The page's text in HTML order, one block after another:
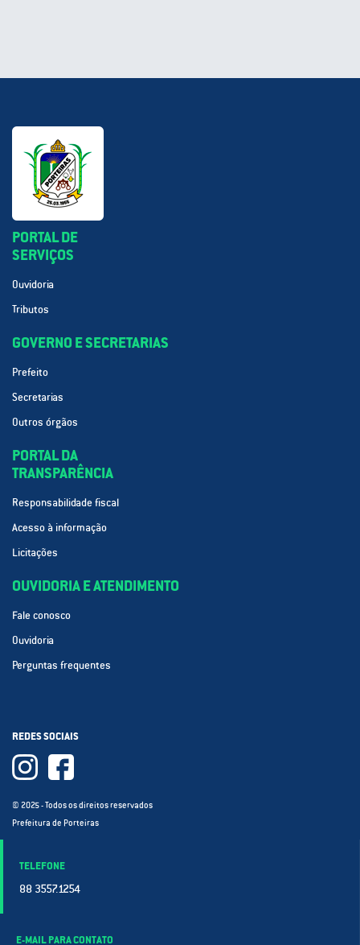
PORTAL DE
SERVIÇOS
Ouvidoria
Tributos
GOVERNO E SECRETARIAS
Prefeito
Secretarias
Outros órgãos
PORTAL DA
TRANSPARÊNCIA
Responsabilidade fiscal
Acesso à informação
Licitações
OUVIDORIA E ATENDIMENTO
Fale conosco
Ouvidoria
Perguntas frequentes
REDES SOCIAIS
© 2025 - Todos os direitos reservados
Prefeitura de Porteiras
TELEFONE
88 3557.1254
E-MAIL PARA CONTATO